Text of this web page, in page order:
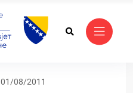
01/08/2011